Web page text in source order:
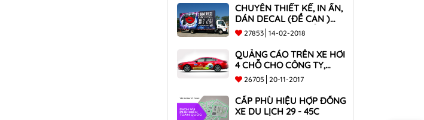
CHUYÊN THIẾT KẾ, IN ẤN,
DÁN DECAL (ĐỀ CAN )
TRÊN THÙNG XE TẢI CHO
CÔNG TY
27853 14-02-2018
QUẢNG CÁO TRÊN XE HƠI
4 CHỖ CHO CÔNG TY,
DOANH NGHIỆP
26705 20-11-2017
CẤP PHÙ HIỆU HỢP ĐỒNG
XE DU LỊCH 29 - 45C